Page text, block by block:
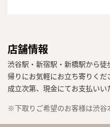
店舗情報
渋谷駅・新宿駅・新橋駅から
帰りにお気軽にお立ち寄りく
成立次第、現金にてお支払いい
※下取りご希望のお客様は渋谷